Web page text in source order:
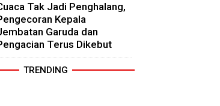
Tak Jadi Penghalang,
Kepala
Garuda dan
Terus Dikebut
TRENDING